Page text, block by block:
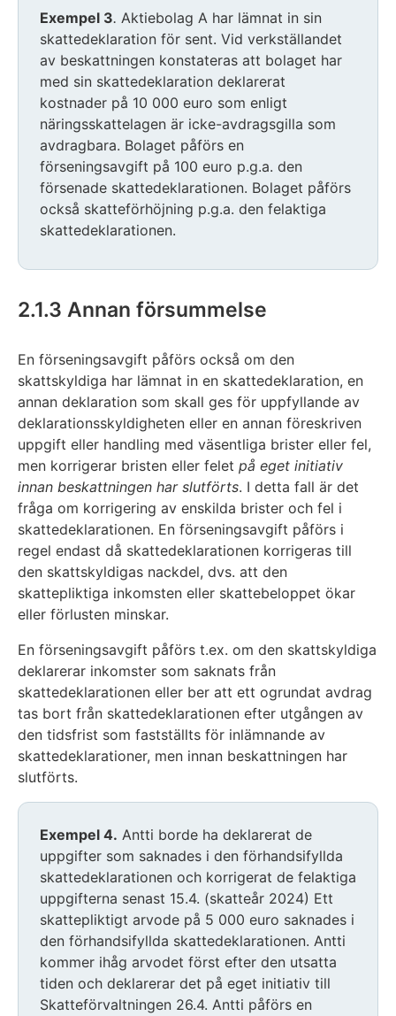
Exempel 3. Aktiebolag A har lämnat in sin
skattedeklaration för sent. Vid verkställandet
av beskattningen konstateras att bolaget har
med sin skattedeklaration deklarerat
kostnader på 10 000 euro som enligt
näringsskattelagen är icke-avdragsgilla som
avdragbara. Bolaget påförs en
förseningsavgift på 100 euro p.g.a. den
försenade skattedeklarationen. Bolaget påförs
också skatteförhöjning p.g.a. den felaktiga
skattedeklarationen.
2.1.3 Annan försummelse
En förseningsavgift påförs också om den
skattskyldiga har lämnat in en skattedeklaration, en
annan deklaration som skall ges för uppfyllande av
deklarationsskyldigheten eller en annan föreskriven
uppgift eller handling med väsentliga brister eller fel,
men korrigerar bristen eller felet på eget initiativ
innan beskattningen har slutförts. I detta fall är det
fråga om korrigering av enskilda brister och fel i
skattedeklarationen. En förseningsavgift påförs i
regel endast då skattedeklarationen korrigeras till
den skattskyldigas nackdel, dvs. att den
skattepliktiga inkomsten eller skattebeloppet ökar
eller förlusten minskar.
En förseningsavgift påförs t.ex. om den skattskyldiga
deklarerar inkomster som saknats från
skattedeklarationen eller ber att ett ogrundat avdrag
tas bort från skattedeklarationen efter utgången av
den tidsfrist som fastställts för inlämnande av
skattedeklarationer, men innan beskattningen har
slutförts.
Exempel 4. Antti borde ha deklarerat de
uppgifter som saknades i den förhandsifyllda
skattedeklarationen och korrigerat de felaktiga
uppgifterna senast 15.4. (skatteår 2024) Ett
skattepliktigt arvode på 5 000 euro saknades i
den förhandsifyllda skattedeklarationen. Antti
kommer ihåg arvodet först efter den utsatta
tiden och deklarerar det på eget initiativ till
Skatteförvaltningen 26.4. Antti påförs en